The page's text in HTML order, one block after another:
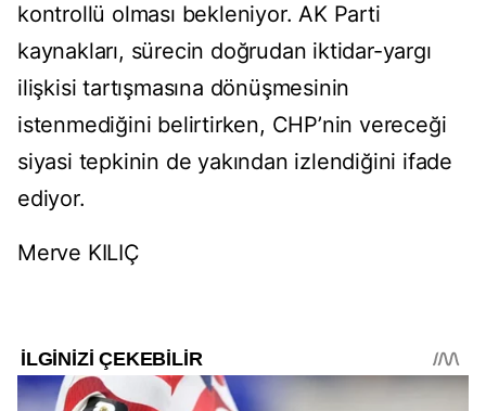
kontrollü olması bekleniyor. AK Parti
kaynakları, sürecin doğrudan iktidar-yargı
ilişkisi tartışmasına dönüşmesinin
istenmediğini belirtirken, CHP’nin vereceği
siyasi tepkinin de yakından izlendiğini ifade
ediyor.
Merve KILIÇ